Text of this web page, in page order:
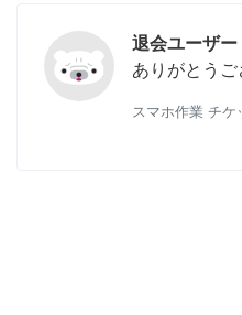
退会ユーザー
ありがとうご
スマホ作業 チ